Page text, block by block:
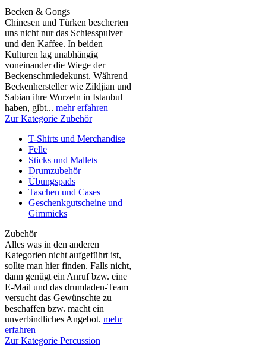
Becken & Gongs
Chinesen und Türken bescherten
uns nicht nur das Schiesspulver
und den Kaffee. In beiden
Kulturen lag unabhängig
voneinander die Wiege der
Beckenschmiedekunst. Während
Beckenhersteller wie Zildjian und
Sabian ihre Wurzeln in Istanbul
haben, gibt... mehr erfahren
Zur Kategorie Zubehör
T-Shirts und Merchandise
Felle
Sticks und Mallets
Drumzubehör
Übungspads
Taschen und Cases
Geschenkgutscheine und
Gimmicks
Zubehör
Alles was in den anderen
Kategorien nicht aufgeführt ist,
sollte man hier finden. Falls nicht,
dann genügt ein Anruf bzw. eine
E-Mail und das drumladen-Team
versucht das Gewünschte zu
beschaffen bzw. macht ein
unverbindliches Angebot. mehr
erfahren
Zur Kategorie Percussion